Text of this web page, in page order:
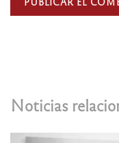
Noticias